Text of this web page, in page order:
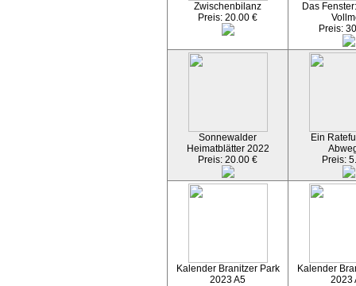
Zwischenbilanz
Preis: 20.00 €
Das
Preis:
Sonnewalder
Heimatblätter 2022
Preis: 20.00 €
Ein
Preis:
Kalender Branitzer Park
2023 A5
Kalender
2023